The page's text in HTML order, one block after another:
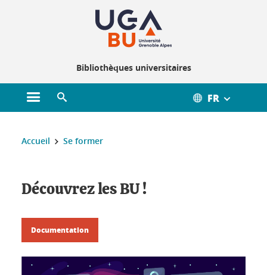
Bibliothèques universitaires
Ouvrir le menu principal FR
Vous êtes ici :
Accueil Se former
Découvrez les BU !
Documentation